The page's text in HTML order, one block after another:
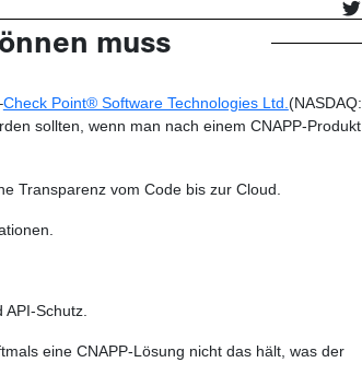
muss
Check Point® Software Technologies Ltd. (NASDAQ:
sollten, wenn man nach einem CNAPP-Produkt
Transparenz vom Code bis zur Cloud.
Schutz.
eine CNAPP-Lösung nicht das hält, was der